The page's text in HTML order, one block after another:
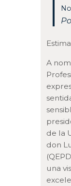
A
de la
don
una